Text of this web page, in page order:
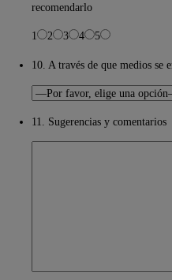
recomendarlo
1 2 3 4 5
10. A través de que medios se
11. Sugerencias y comentarios